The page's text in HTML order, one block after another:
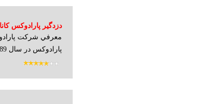
دزدگیر پارادوکس
معرفي شركت
پارادوكس در سال 1989 با مالكيت خصوصي تا...